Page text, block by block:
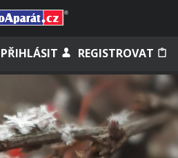
PŘIHLÁSIT REGISTROVAT
Zapamatovat